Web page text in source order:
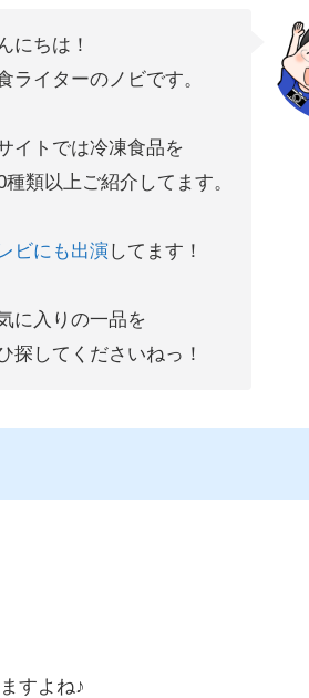
にちは！
ライターのノビです。
イトでは冷凍食品を
種類以上ご紹介してます。
ビにも出演してます！
に入りの一品を
探してくださいねっ！
すよね♪